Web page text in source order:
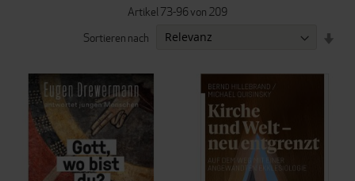
Artikel 73-96von 209
Sortieren nach